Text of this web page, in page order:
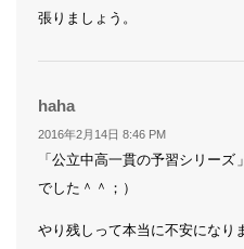
張りましょう。
haha
り:
2016年2月14日 8:46 PM
「公立中高一貫の予習シリー
でした＾＾；）
やり残しって本当に不安になり